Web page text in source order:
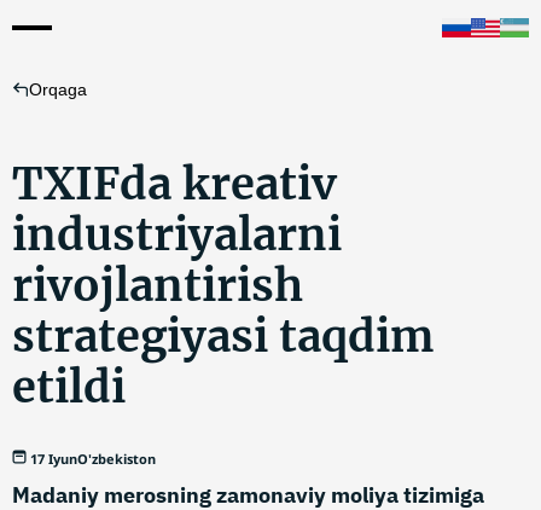
Orqaga
TXIFda kreativ
industriyalarni
rivojlantirish
strategiyasi taqdim
etildi
17 IyunO'zbekiston
Madaniy merosning zamonaviy moliya tizimiga